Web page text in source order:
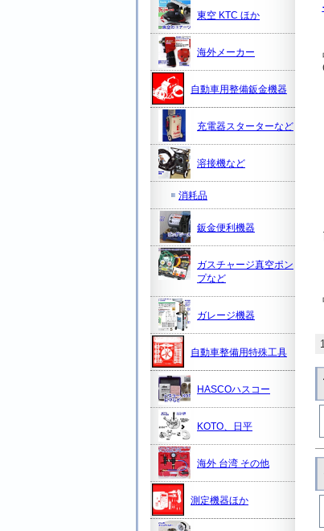
東空 KTC ほか
海外メーカー
自動車用整備鈑金機器
充電器スターターなど
溶接機など
消耗品
鈑金便利機器
ガスチャージ真空ポン
プなど
ガレージ機器
自動車整備用特殊工具
HASCOハスコー
KOTO、日平
海外 台湾 その他
測定機器ほか